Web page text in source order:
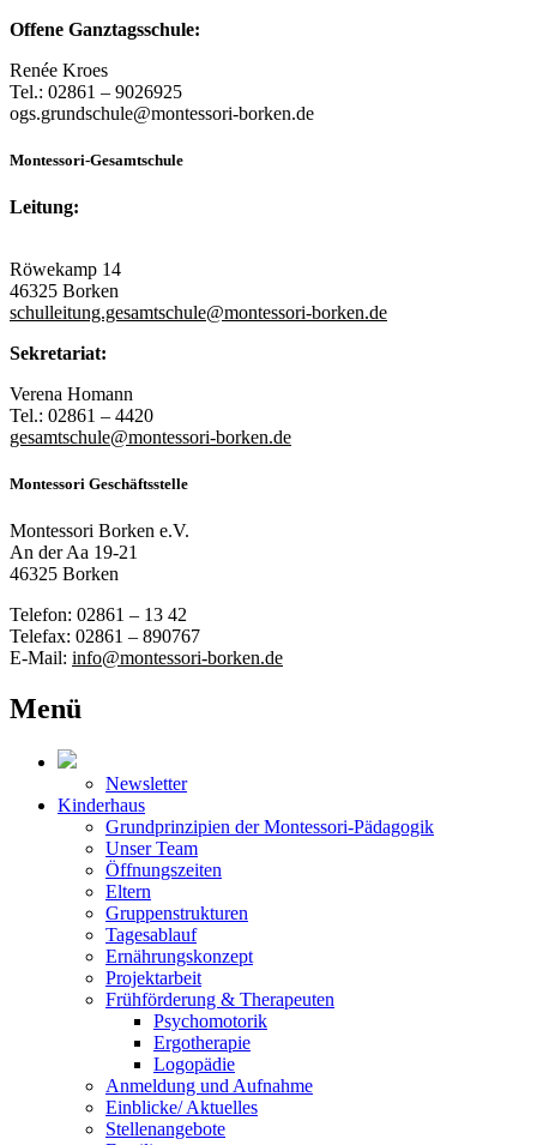
Offene Ganztagsschule:
Renée Kroes
Tel.: 02861 – 9026925
ogs.grundschule@montessori-borken.de
Montessori-Gesamtschule
Leitung:
Röwekamp 14
46325 Borken
schulleitung.gesamtschule@montessori-borken.de
Sekretariat:
Verena Homann
Tel.: 02861 – 4420
gesamtschule@montessori-borken.de
Montessori Geschäftsstelle
Montessori Borken e.V.
An der Aa 19-21
46325 Borken
Telefon: 02861 – 13 42
Telefax: 02861 – 890767
E-Mail: info@montessori-borken.de
Menü
Newsletter
Kinderhaus
Grundprinzipien der Montessori-Pädagogik
Unser Team
Öffnungszeiten
Eltern
Gruppenstrukturen
Tagesablauf
Ernährungskonzept
Projektarbeit
Frühförderung & Therapeuten
Psychomotorik
Ergotherapie
Logopädie
Anmeldung und Aufnahme
Einblicke/ Aktuelles
Stellenangebote